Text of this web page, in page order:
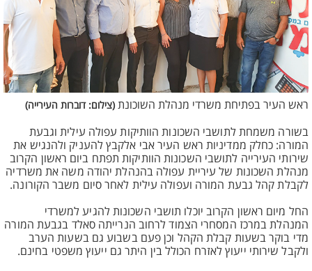
ראש העיר בפתיחת משרדי מנהלת השוכונת (צילום: דוברות העירייה)
בשורה משמחת לתושבי השכונות הוותיקות עפולה עילית וגבעת
המורה: כחלק ממדיניות ראש העיר אבי אלקבץ להעניק ולהנגיש את
שירותי העירייה לתושבי השכונות הוותיקות תפתח ביום ראשון הקרוב
מנהלת השכונות של עיריית עפולה בהנהלת יהודה משה את משרדיה
לקבלת קהל גבעת המורה ועפולה עילית לאחר סיום משבר הקורונה.
החל מיום ראשון הקרוב יוכלו תושבי השכונות להגיע למשרדי
המנהלת במרכז המסחרי הצמוד לרחוב הנרייתה סאלד בגבעת המורה
מדי בוקר בשעות קבלת הקהל וכן פעם בשבוע גם בשעות הערב
ולקבל שירותי ייעוץ לאזרח הכולל בין היתר גם ייעוץ משפטי בחינם.